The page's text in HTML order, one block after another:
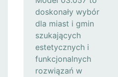
doskonały wybór
dla miast i gmin
szukających
estetycznych i
funkcjonalnych
rozwiązań w